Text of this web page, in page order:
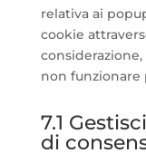
relativa ai
cookie
non
7.1
di